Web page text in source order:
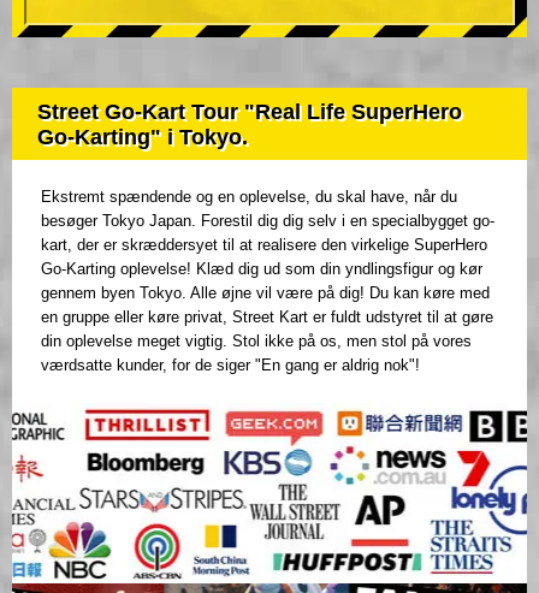
Street Go-Kart Tour "Real Life SuperHero
Go-Karting" i Tokyo.
Ekstremt spændende og en oplevelse, du skal have, når du
besøger Tokyo Japan. Forestil dig dig selv i en specialbygget go-
kart, der er skræddersyet til at realisere den virkelige SuperHero
Go-Karting oplevelse! Klæd dig ud som din yndlingsfigur og kør
gennem byen Tokyo. Alle øjne vil være på dig! Du kan køre med
en gruppe eller køre privat, Street Kart er fuldt udstyret til at gøre
din oplevelse meget vigtig. Stol ikke på os, men stol på vores
værdsatte kunder, for de siger "En gang er aldrig nok"!